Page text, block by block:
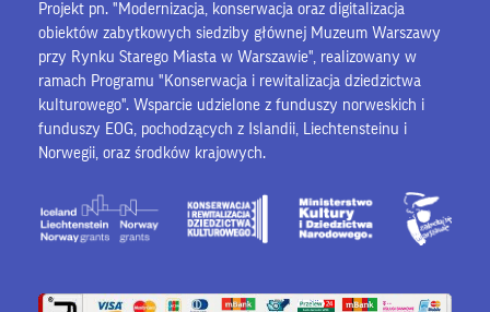
Projekt pn. "Modernizacja, konserwacja oraz digitalizacja
obiektów zabytkowych siedziby głównej Muzeum Warszawy
przy Rynku Starego Miasta w Warszawie", realizowany w
ramach Programu "Konserwacja i rewitalizacja dziedzictwa
kulturowego". Wsparcie udzielone z funduszy norweskich i
funduszy EOG, pochodzących z Islandii, Liechtensteinu i
Norwegii, oraz środków krajowych.